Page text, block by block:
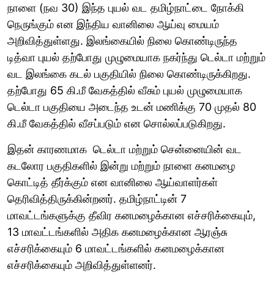
நாளை (நவ 30) இந்த புயல் வட தமிழ்நாட்டை நோக்கி
நெருங்கும் என இந்திய வானிலை ஆய்வு மையம்
அறிவித்துள்ளது. இலங்கையில் நிலை கொண்டிருந்த
டித்வா புயல் தற்போது முழுமையாக நகர்ந்து டெல்டா மற்றும்
வட இலங்கை கடல் பகுதியில் நிலை கொண்டிருக்கிறது.
தற்போது 65 கி.மீ வேகத்தில் வீசும் புயல் முழுமையாக
டெல்டா பகுதியை அடைந்த உடன் மணிக்கு 70 முதல் 80
கி.மீ வேகத்தில் வீசப்படும் என சொல்லப்படுகிறது.
இதன் காரணமாக டெல்டா மற்றும் சென்னையின் வட
கடலோர பகுதிகளில் இன்று மற்றும் நாளை கனமழை
கொட்டித் தீர்க்கும் என வானிலை ஆய்வாளர்கள்
தெரிவித்திருக்கின்றனர். தமிழ்நாட்டின் 7
மாவட்டங்களுக்கு தீவிர கனமழைக்கான எச்சரிக்கையும்,
13 மாவட்டங்களில் அதிக கனமழைக்கான ஆரஞ்சு
எச்சரிக்கையும் 6 மாவட்டங்களில் கனமழைக்கான
எச்சரிக்கையும் அறிவித்துள்ளனர்.